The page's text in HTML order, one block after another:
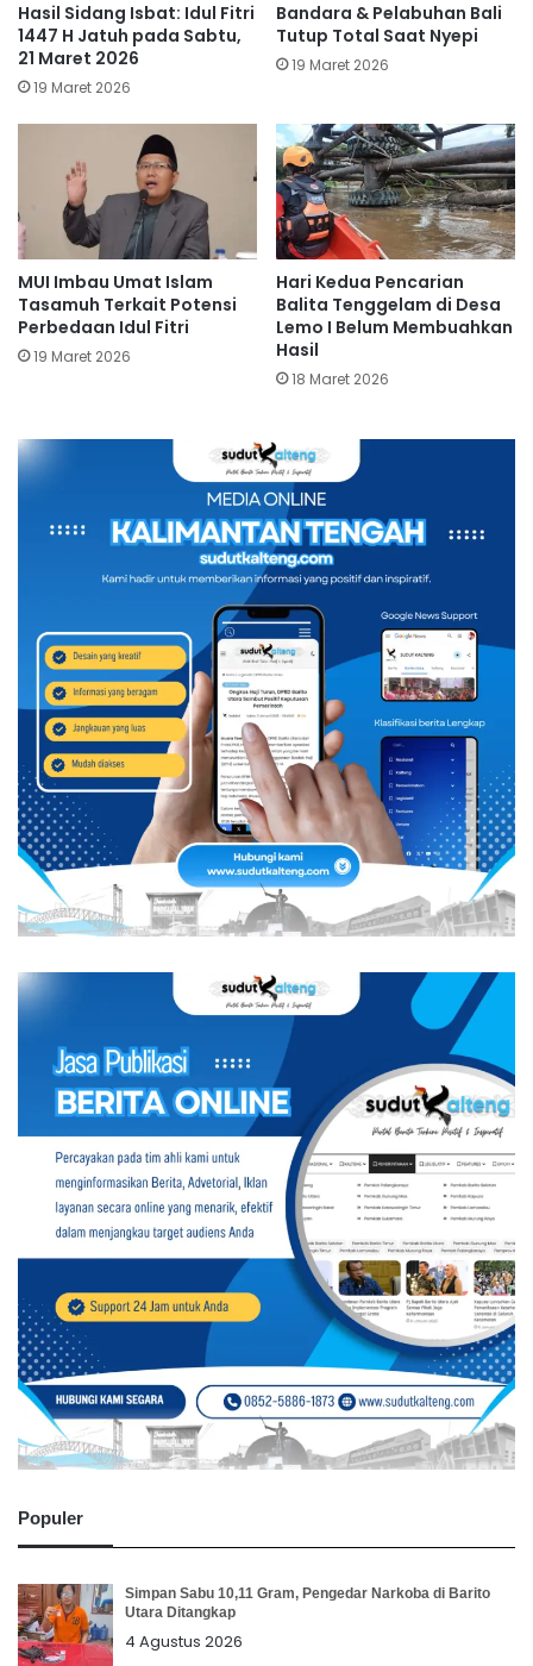
Hasil Sidang Isbat: Idul Fitri
1447 H Jatuh pada Sabtu,
21 Maret 2026
19 Maret 2026
Bandara & Pelabuhan Bali
Tutup Total Saat Nyepi
19 Maret 2026
MUI Imbau Umat Islam
Tasamuh Terkait Potensi
Perbedaan Idul Fitri
19 Maret 2026
Hari Kedua Pencarian
Balita Tenggelam di Desa
Lemo I Belum Membuahkan
Hasil
18 Maret 2026
Populer
Simpan Sabu 10,11 Gram, Pengedar Narkoba di Barito
Utara Ditangkap
4 Agustus 2026